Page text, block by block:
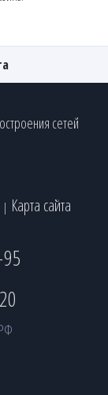
сетей
| Карта сайта